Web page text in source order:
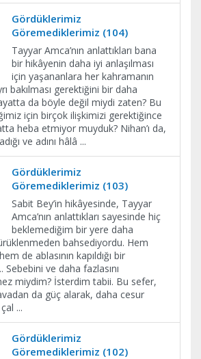
Gördüklerimiz
Göremediklerimiz (104)
Tayyar Amca’nın anlattıkları bana
bir hikâyenin daha iyi anlaşılması
için yaşananlara her kahramanın
bakılması gerektiğini bir daha
da böyle değil miydi zaten? Bu
için birçok ilişkimizi gerektiğince
heba etmiyor muyduk? Nihan’ı da,
ve adını hâlâ ...
Gördüklerimiz
Göremediklerimiz (103)
Sabit Bey’in hikâyesinde, Tayyar
Amca’nın anlattıkları sayesinde hiç
beklemediğim bir yere daha
bahsediyordu. Hem
de ablasının kapıldığı bir
Sebebini ve daha fazlasını
miydim? İsterdim tabii. Bu sefer,
da güç alarak, daha cesur
...
Gördüklerimiz
Göremediklerimiz (102)